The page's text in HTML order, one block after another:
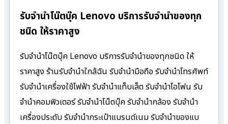
รับจำนำโน๊ตบุ๊ค Lenovo บริการรับจำนำของทุก
ชนิด ให้ราคาสูง
รับจำนำโน๊ตบุ๊ค Lenovo บริการรับจำนำของทุกชนิด ให้
ราคาสูง ร้านรับจํานําใกล้ฉัน รับจำนำมือถือ รับจำนำโทรศัพท์
รับจำนำเครื่องใช้ไฟฟ้า รับจำนำแท็บเล็ต รับจำนำไอโฟน รับ
จำนำคอมพิวเตอร์ รับจำนำโน๊ตบุ๊ค รับจำนำกล้อง รับจำนำ
เครื่องประดับ รับจำนำกระเป๋าแบรนด์เนม รับจำนำของแบ